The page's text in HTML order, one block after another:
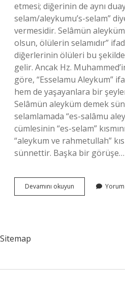
etmesi; diğerinin de aynı
selam/aleykumu’s-selam”
vermesidir. Selâmün
olsun, ölülerin selamıdır”
diğerlerinin ölüleri bu şekilde
gelir. Ancak Hz.
göre, “Esselamu Aleykum”
hem de yaşayanlara bir
Selâmün aleyküm demek
selamlamada “es-salâmu
cümlesinin “es-selam”
“aleykum ve rahmetullah”
sünnettir. Başka bir görüşe…
Devamını okuyun Telefonda
Selamün
Yorum
Sitemap